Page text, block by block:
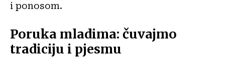
i ponosom.
Poruka mladima: čuvajmo
tradiciju i pjesmu